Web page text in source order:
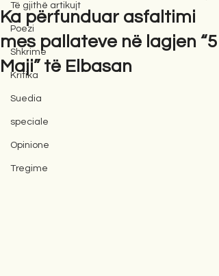
Të gjithë artikujt
Poezi
Shkrime
Kritika
Suedia
speciale
Opinione
Tregime
Ka përfunduar asfaltimi
mes pallateve në lagjen “5
Maji” të Elbasan